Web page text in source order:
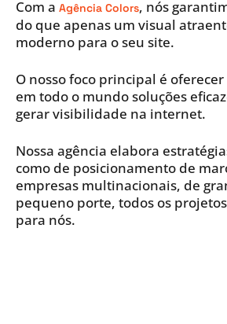
Com a Agência Colors, nós
do que apenas um visual
moderno para o seu site.
O nosso foco principal é
em todo o mundo soluções
gerar visibilidade na internet.
Nossa agência elabora
como de posicionamento de
empresas multinacionais, de
pequeno porte, todos os
para nós.